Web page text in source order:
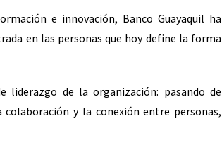
e innovación, Banco Guayaquil ha
en las personas que hoy define la forma
de la organización: pasando de
y la conexión entre personas,